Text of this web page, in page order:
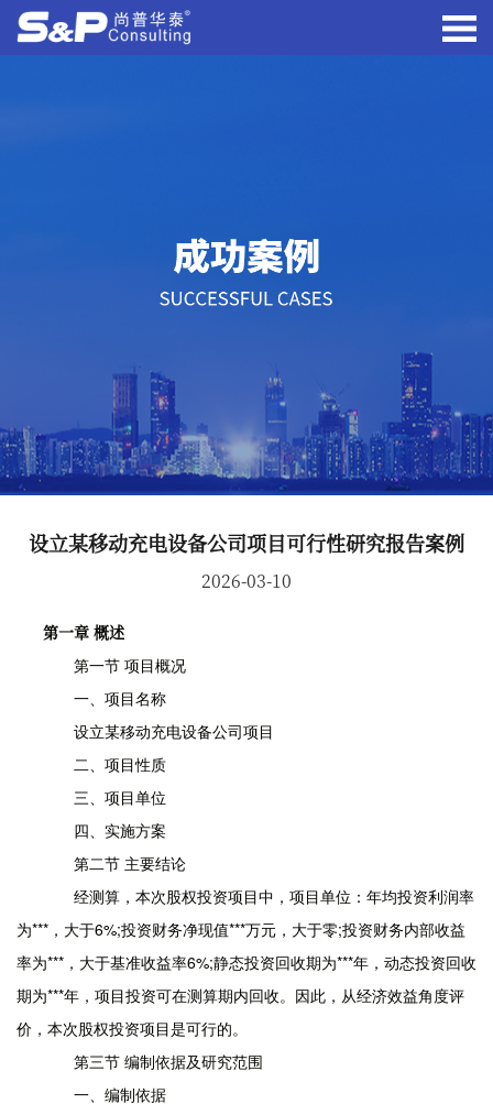
设立某移动充电设备公司项目可行性研究报告案例
2026-03-10
第一章 概述
第一节 项目概况
一、项目名称
设立某移动充电设备公司项目
二、项目性质
三、项目单位
四、实施方案
第二节 主要结论
经测算，本次股权投资项目中，项目单位：年均投资利润率
为***，大于6%;投资财务净现值***万元，大于零;投资财务内部收益
率为***，大于基准收益率6%;静态投资回收期为***年，动态投资回收
期为***年，项目投资可在测算期内回收。因此，从经济效益角度评
价，本次股权投资项目是可行的。
第三节 编制依据及研究范围
一、编制依据